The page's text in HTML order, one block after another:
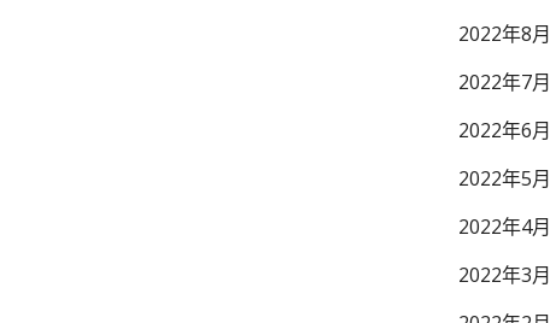
2022年8月
2022年7月
2022年6月
2022年5月
2022年4月
2022年3月